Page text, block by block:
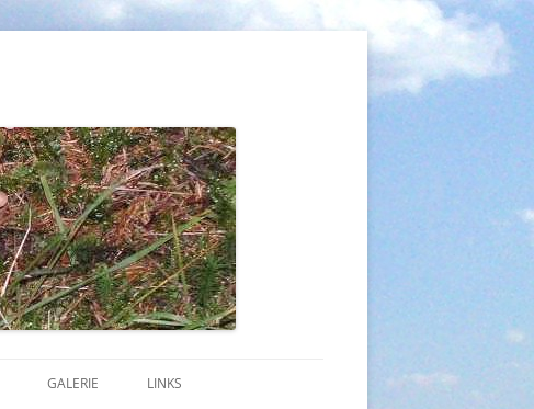
GALERIE LINKS